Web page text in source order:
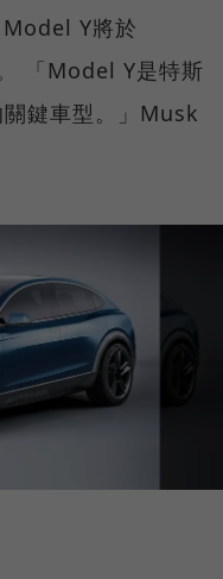
Y將於
「Model Y是特斯
鍵車型。」Musk